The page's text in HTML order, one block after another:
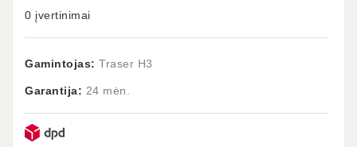
0 įvertinimai
Gamintojas: Traser H3
Garantija: 24 mėn.